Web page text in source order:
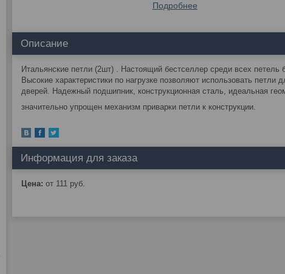
Подробнее
Описание
Итальянские петли (2шт) . Настоящий бестселлер среди всех петель
Высокие характеристики по нагрузке позволяют использовать петли
дверей. Надежный подшипник, конструкционная сталь, идеальная
значительно упрощен механизм приварки петли к конструкции.
Информация для заказа
Цена: от 111 руб.